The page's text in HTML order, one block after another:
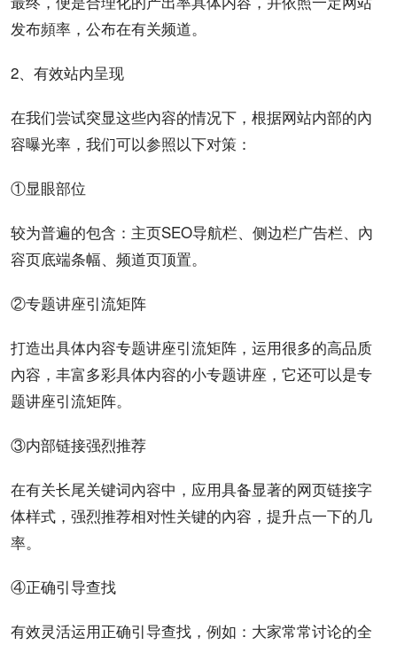
发布頻率，公布在有关频道。
2、有效站内呈现
在我们尝试突显这些內容的情况下，根据网站内部的內
容曝光率，我们可以参照以下对策 ：
①显眼部位
较为普遍的包含：主页SEO导航栏、侧边栏广告栏、內
容页底端条幅、频道页顶置。
②专题讲座引流矩阵
打造出具体内容专题讲座引流矩阵，运用很多的高品质
內容，丰富多彩具体内容的小专题讲座，它还可以是专
题讲座引流矩阵。
③内部链接强烈推荐
在有关长尾关键词內容中，应用具备显著的网页链接字
体样式，强烈推荐相对性关键的內容，提升点一下的几
率。
④正确引导查找
有效灵活运用正确引导查找，例如：大家常常讨论的全